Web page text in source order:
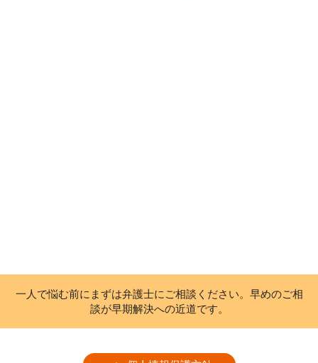
一人で悩む前にまずは弁護士にご相談ください。早めのご相
談が早期解決への近道です。